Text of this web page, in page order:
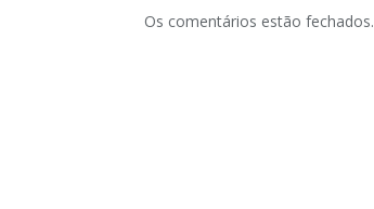
Os comentários estão fechados.